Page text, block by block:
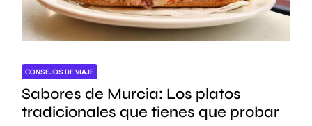
CONSEJOS DE VIAJE
Sabores de Murcia: Los platos
tradicionales que tienes que probar